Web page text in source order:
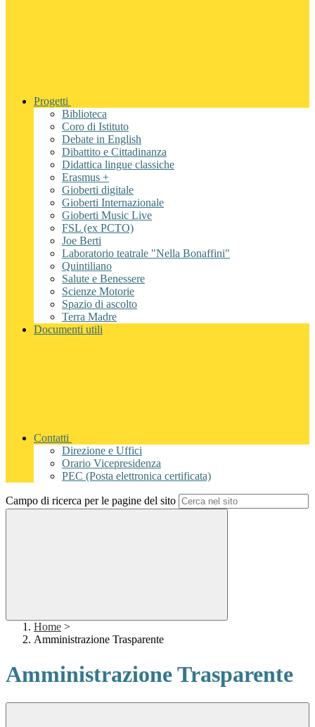
Progetti
Biblioteca
Coro di Istituto
Debate in English
Dibattito e Cittadinanza
Didattica lingue classiche
Erasmus +
Gioberti digitale
Gioberti Internazionale
Gioberti Music Live
FSL (ex PCTO)
Joe Berti
Laboratorio teatrale "Nella Bonaffini"
Quintiliano
Salute e Benessere
Scienze Motorie
Spazio di ascolto
Terra Madre
Documenti utili
Contatti
Direzione e Uffici
Orario Vicepresidenza
PEC (Posta elettronica certificata)
Campo di ricerca per le pagine del sito
Home >
Amministrazione Trasparente
Amministrazione Trasparente